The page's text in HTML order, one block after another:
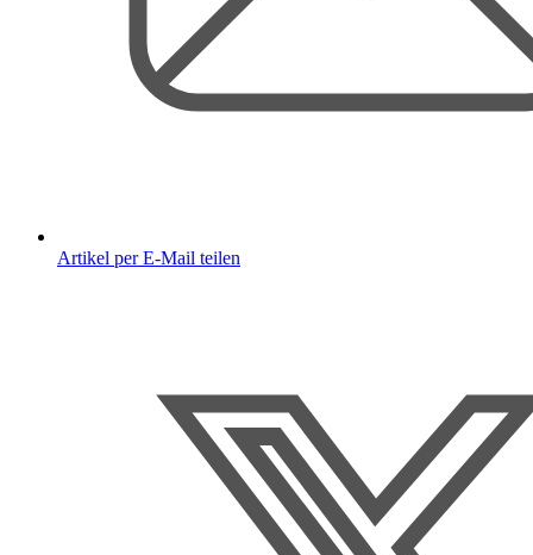
Artikel per E-Mail teilen